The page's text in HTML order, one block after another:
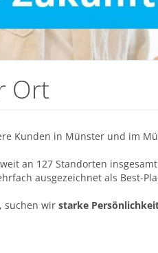
Ort
Kunden in Münster und im
an 127 Standorten
ausgezeichnet als Best-
suchen wir starke